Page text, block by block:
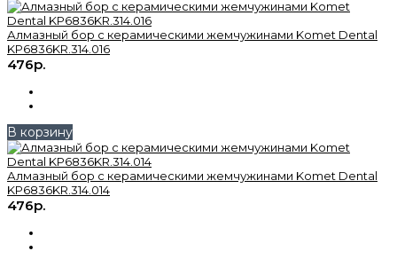
Алмазный бор с керамическими жемчужинами Komet Dental
KP6836KR.314.016
476р.
В корзину
Алмазный бор с керамическими жемчужинами Komet Dental
KP6836KR.314.014
476р.